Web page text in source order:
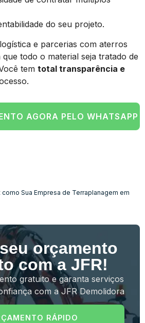
do seu projeto.
e parcerias com aterros
que todo o material seja tratado de
tem total transparência e
AGORA PELO WHATSAPP
como Sua Empresa de Terraplanagem em
orçamento
com a JFR!
gratuito e garanta serviços
com a JFR Demolidora
RÁPIDO